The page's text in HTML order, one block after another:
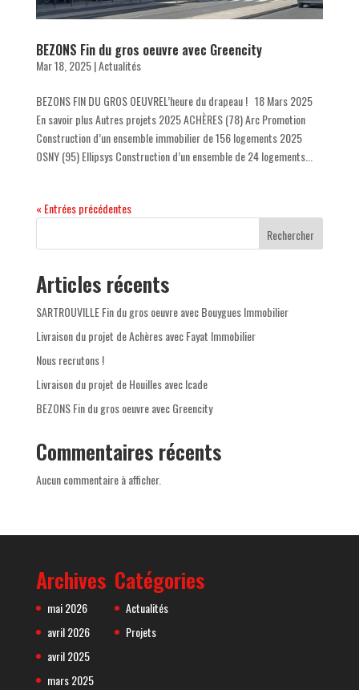
BEZONS Fin du gros oeuvre avec Greencity
Mar 18, 2025|Actualités
BEZONS FIN DU GROS OEUVREL’heure du drapeau ! 18 Mars 2025
En savoir plus Autres projets 2025 ACHÈRES (78) Arc Promotion
Construction d’un ensemble immobilier de 156 logements 2025
OSNY (95) Ellipsys Construction d’un ensemble de 24 logements...
« Entrées précédentes
Rechercher
Articles récents
SARTROUVILLE Fin du gros oeuvre avec Bouygues Immobilier
Livraison du projet de Achères avec Fayat Immobilier
Nous recrutons !
Livraison du projet de Houilles avec Icade
BEZONS Fin du gros oeuvre avec Greencity
Commentaires récents
Aucun commentaire à afficher.
Archives
mai 2026
avril 2026
avril 2025
mars 2025
Catégories
Actualités
Projets